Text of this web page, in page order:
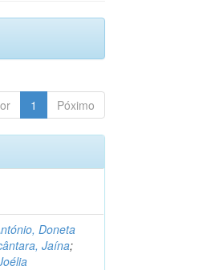
1 Póximo
Doneta
Jaína;